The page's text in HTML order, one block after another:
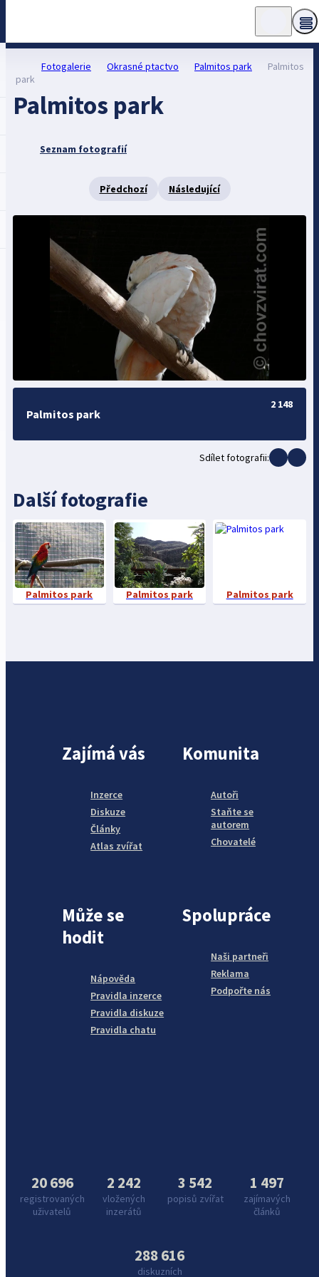
Fotogalerie Okrasné ptactvo Palmitos park
Palmitos
park
Palmitos park
Seznam fotografií
Předchozí Následující
Palmitos park
2 148
Sdílet fotografii:
Další fotografie
Palmitos park Palmitos park Palmitos park
Zajímá vás
Inzerce
Diskuze
Články
Atlas zvířat
Komunita
Autoři
Staňte se
autorem
Chovatelé
Může se
hodit
Nápověda
Pravidla inzerce
Pravidla diskuze
Pravidla chatu
Spolupráce
Naši partneři
Reklama
Podpořte nás
20 696
registrovaných
uživatelů
2 242
vložených
inzerátů
3 542
popisů zvířat
1 497
zajímavých
článků
288 616
diskuzních